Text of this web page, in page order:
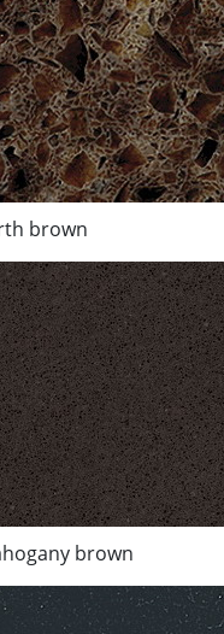
brown
brown